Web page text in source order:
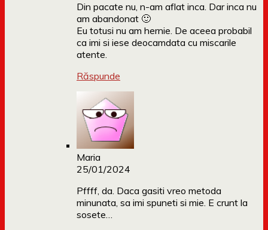
Din pacate nu, n-am aflat inca. Dar inca nu
am abandonat 🙂
Eu totusi nu am hernie. De aceea probabil
ca imi si iese deocamdata cu miscarile
atente.
Răspunde
Maria
25/01/2024
Pffff, da. Daca gasiti vreo metoda
minunata, sa imi spuneti si mie. E crunt la
sosete…